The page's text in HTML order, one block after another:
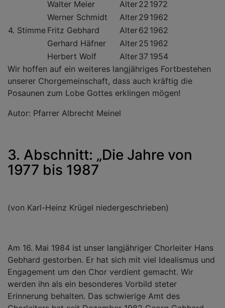
Walter Meier Alter22 1972
Werner Schmidt
Alter29 1962
4. Stimme Fritz Gebhard Alter62 1962
Gerhard Häfner
Alter25 1962
Herbert Wolf
Alter37 1954
Wir hoffen auf ein weiteres langjähriges Fortbestehen
unserer Chorgemeinschaft, dass auch kräftig die
Posaunen zum Lobe Gottes erklingen mögen!
Autor: Pfarrer Albrecht Meinel
3. Abschnitt: „Die Jahre von
1977 bis 1987
(von Karl-Heinz Krügel niedergeschrieben)
Am 16. Mai 1984 ist unser langjähriger Chorleiter Hans
Gebhard gestorben. Er hat sich mit viel Idealismus und
Engagement um den Chor verdient gemacht. Wir
werden ihn als ein besonderes Vorbild steter
Erinnerung behalten. Das schwierige Amt des